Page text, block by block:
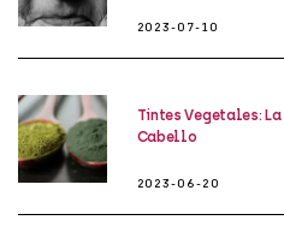
2023-07-10
Tintes Vegetales:
Cabello
2023-06-20